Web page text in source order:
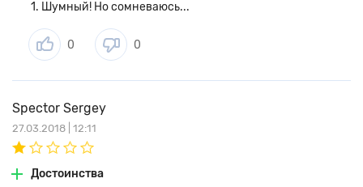
1. Шумный! Но сомневаюсь...
0 0
Spector Sergey
27.03.2018 | 12:11
Достоинства